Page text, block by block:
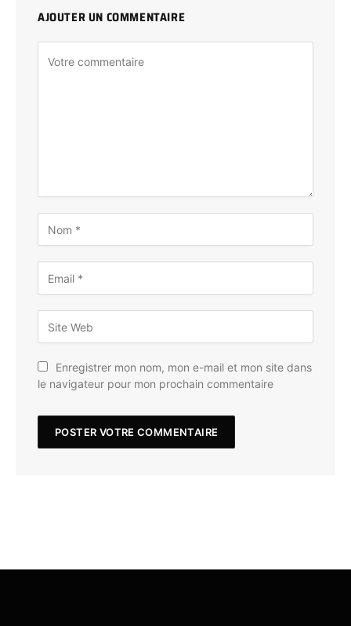
AJOUTER UN COMMENTAIRE
Enregistrer mon nom, mon e-mail et mon site dans
le navigateur pour mon prochain commentaire